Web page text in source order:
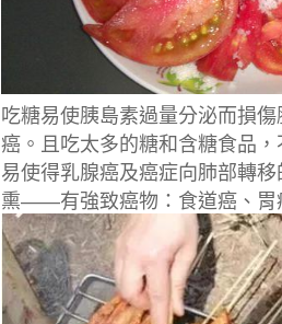
吃糖易使胰島素過量分泌而損
癌。且吃太多的糖和含糖食品
易使得乳腺癌及癌症向肺部轉移
熏——有強致癌物：食道癌、胃